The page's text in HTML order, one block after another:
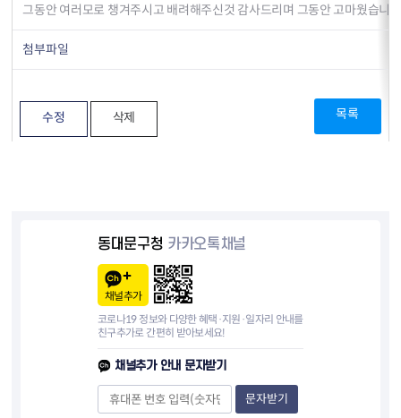
그동안 여러모로 챙겨주시고 배려해주신것 감사드리며 그동안 고마웠습니
첨부파일
수정 삭제 목록
동대문구청 카카오톡채널
채널추가
코로나19 정보와 다양한 혜택·지원·일자리 안내를
친구추가로 간편히 받아보세요!
채널추가 안내 문자받기
문자받기